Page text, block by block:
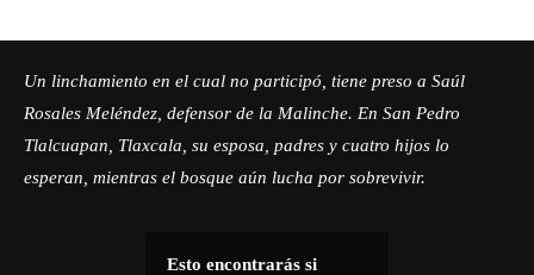
Un linchamiento en el cual no participó, tiene preso a Saúl
Rosales Meléndez, defensor de la Malinche. En San Pedro
Tlalcuapan, Tlaxcala, su esposa, padres y cuatro hijos lo
esperan, mientras el bosque aún lucha por sobrevivir.
Esto encontrarás si